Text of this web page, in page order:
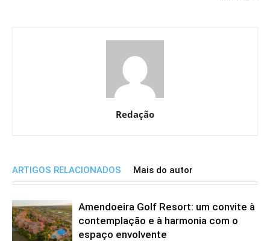
Redação
ARTIGOS RELACIONADOS Mais do autor
Amendoeira Golf Resort: um convite à
contemplação e à harmonia com o
espaço envolvente